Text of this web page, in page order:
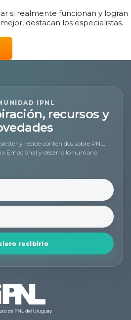
si realmente funcionan y logran
destacan los especialistas.
IPNL
recursos y
y recibe contenidos sobre PNL,
Emocional y desarrollo humano.
recibirlo